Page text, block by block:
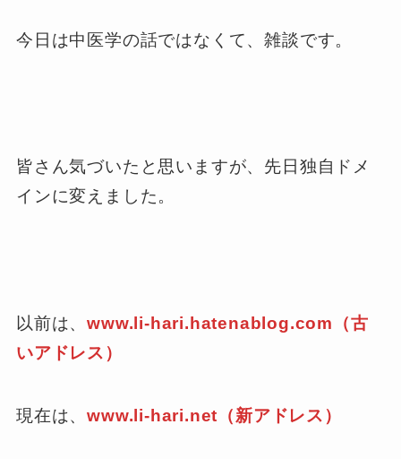
今日は中医学の話ではなくて、雑談です。
皆さん気づいたと思いますが、先日独自ドメ
インに変えました。
以前は、www.li-hari.hatenablog.com（古
いアドレス）
現在は、www.li-hari.net（新アドレス）